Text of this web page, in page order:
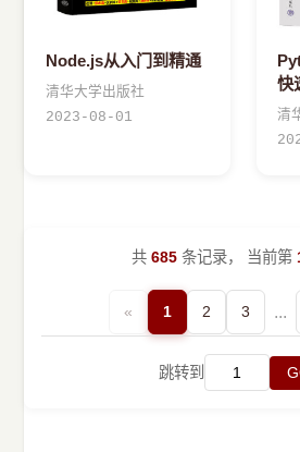
Node.js从入门到精通
清华大学出版社
2023-08-01
快
代
清
共 685 条记录， 当前第
« 1 2 3 ...
跳转到